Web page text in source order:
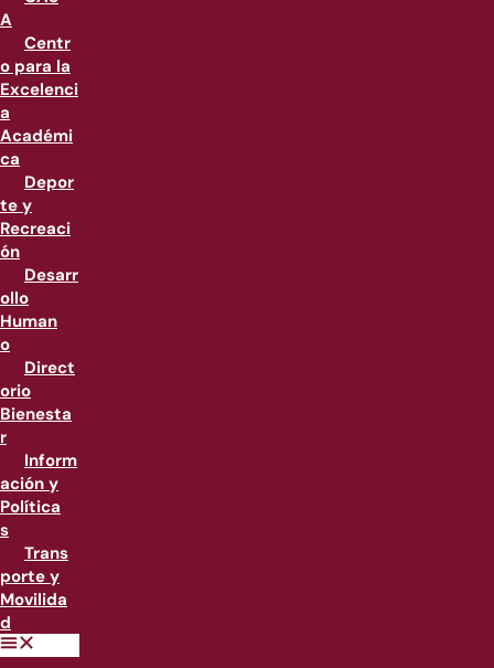
A
Centr
o para la
Excelenci
a
Académi
ca
Depor
te y
Recreaci
ón
Desarr
ollo
Human
o
Direct
orio
Bienesta
r
Inform
ación y
Política
s
Trans
porte y
Movilida
d